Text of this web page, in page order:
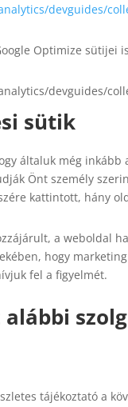
devguides/
Optimize sütijei
devguides/
sütik
általuk még
Önt személy
kattintott, hány
a weboldal
hogy
fel a figyelmét.
alábbi
tájékoztató a